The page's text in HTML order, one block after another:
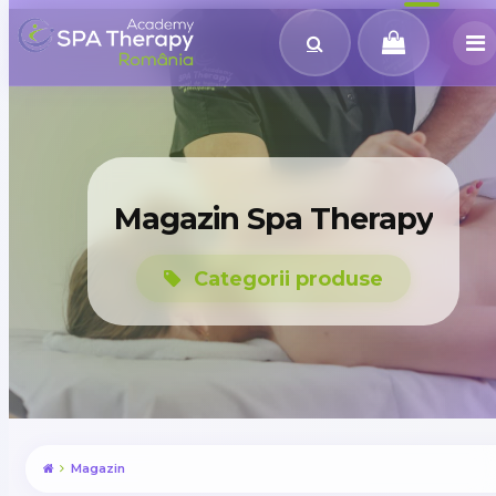
Magazin Spa Therapy
Categorii produse
Magazin